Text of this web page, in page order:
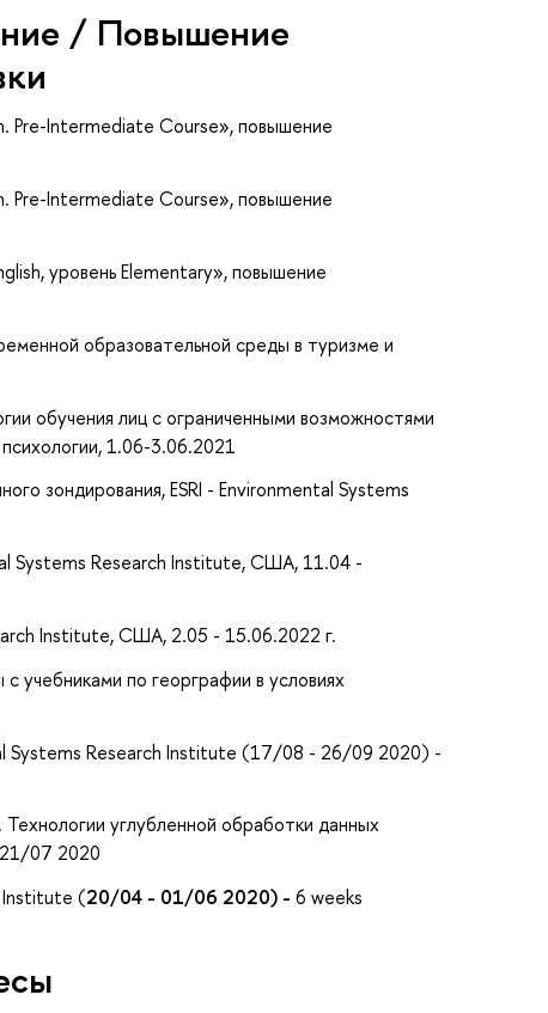
/ Повышение
Pre-Intermediate Course», повышение
Pre-Intermediate Course», повышение
уровень Elementary», повышение
образовательной среды в туризме и
обучения лиц с ограниченными возможностями
1.06-3.06.2021
зондирования, ESRI - Environmental Systems
Systems Research Institute, США, 11.04 -
Institute, США, 2.05 - 15.06.2022 г.
по георграфии в условиях
Systems Research Institute (17/08 - 26/09 2020) -
углубленной обработки данных
07 2020
Institute (20/04 - 01/06 2020) -6 weeks